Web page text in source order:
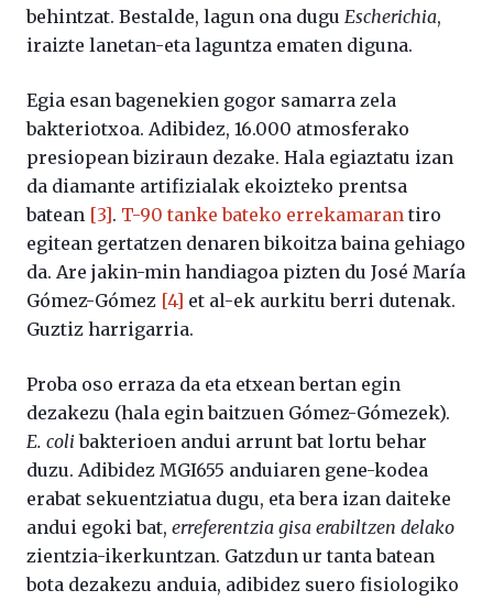
behintzat. Bestalde, lagun ona dugu Escherichia,
iraizte lanetan-eta laguntza ematen diguna.
Egia esan bagenekien gogor samarra zela
bakteriotxoa. Adibidez, 16.000 atmosferako
presiopean biziraun dezake. Hala egiaztatu izan
da diamante artifizialak ekoizteko prentsa
batean [3]. T-90 tanke bateko errekamaran tiro
egitean gertatzen denaren bikoitza baina gehiago
da. Are jakin-min handiagoa pizten du José María
Gómez-Gómez [4] et al-ek aurkitu berri dutenak.
Guztiz harrigarria.
Proba oso erraza da eta etxean bertan egin
dezakezu (hala egin baitzuen Gómez-Gómezek).
E. coli bakterioen andui arrunt bat lortu behar
duzu. Adibidez MGI655 anduiaren gene-kodea
erabat sekuentziatua dugu, eta bera izan daiteke
andui egoki bat, erreferentzia gisa erabiltzen delako
zientzia-ikerkuntzan. Gatzdun ur tanta batean
bota dezakezu anduia, adibidez suero fisiologiko